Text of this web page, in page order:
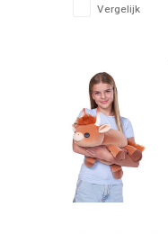
Vergelijk